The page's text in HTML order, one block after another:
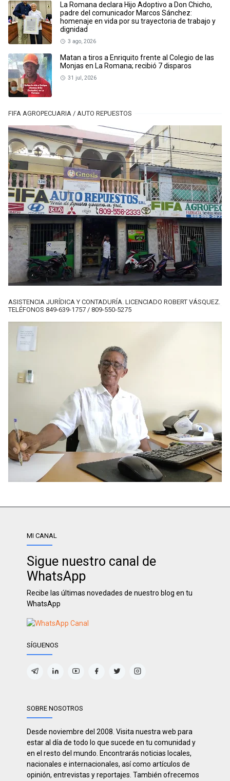
La Romana declara Hijo Adoptivo a Don Chicho,
padre del comunicador Marcos Sánchez:
homenaje en vida por su trayectoria de trabajo y
dignidad
3 ago, 2026
Matan a tiros a Enriquito frente al Colegio de las
Monjas en La Romana; recibió 7 disparos
31 jul, 2026
FIFA AGROPECUARIA / AUTO REPUESTOS
ASISTENCIA JURÍDICA Y CONTADURÍA. LICENCIADO ROBERT VÁSQUEZ.
TELÉFONOS 849-639-1757 / 809-550-5275
MI CANAL
Sigue nuestro canal de
WhatsApp
Recibe las últimas novedades de nuestro blog en tu
WhatsApp
SÍGUENOS
SOBRE NOSOTROS
Desde noviembre del 2008. Visita nuestra web para
estar al día de todo lo que sucede en tu comunidad y
en el resto del mundo. Encontrarás noticias locales,
nacionales e internacionales, así como artículos de
opinión, entrevistas y reportajes. También ofrecemos